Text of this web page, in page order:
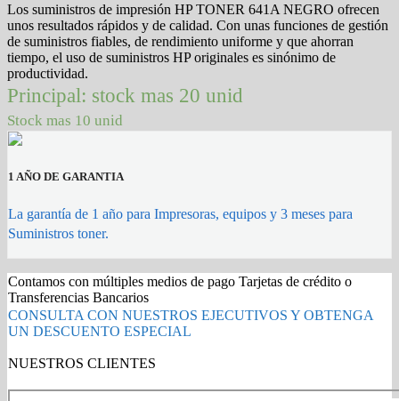
Los suministros de impresión HP TONER 641A NEGRO ofrecen
unos resultados rápidos y de calidad. Con unas funciones de gestión
de suministros fiables, de rendimiento uniforme y que ahorran
tiempo, el uso de suministros HP originales es sinónimo de
productividad.
Principal: stock mas 20 unid
Stock mas 10 unid
1 AÑO DE GARANTIA
La garantía de 1 año para Impresoras, equipos y 3 meses para
Suministros toner.
Contamos con múltiples medios de pago Tarjetas de crédito o
Transferencias Bancarios
CONSULTA CON NUESTROS EJECUTIVOS Y OBTENGA
UN DESCUENTO ESPECIAL
NUESTROS CLIENTES